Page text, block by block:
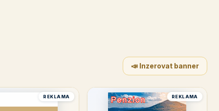
📣 Inzerovat banner
REKLAMA REKLAMA